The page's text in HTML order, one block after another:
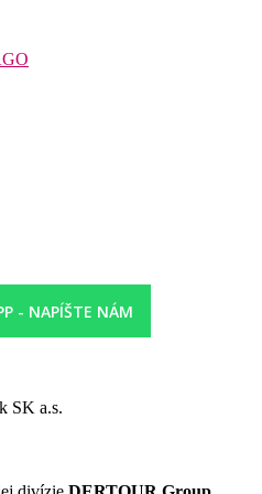
Priamy vstup do bazéna:
priamy vstup do bazéna. Izby
časti Poolside wing.
Deluxe, Strana k moru:
na poschodiach v časti
Strana k moru, Priamy vstup do
Izby situované na prízemí v časti
Lehátka a slnečníky zadarmo v
v reštaurácii Sire Beachfront
v reštaurácii Sire Beachfront
- NAPÍŠTE NÁM
SK a.s.